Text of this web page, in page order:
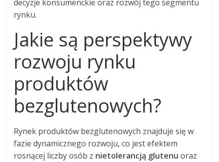
decyzje konsumenckie oraz rozwój tego segmentu
rynku.
Jakie są perspektywy
rozwoju rynku
produktów
bezglutenowych?
Rynek produktów bezglutenowych znajduje się w
fazie dynamicznego rozwoju, co jest efektem
rosnącej liczby osób z nietolerancją glutenu oraz